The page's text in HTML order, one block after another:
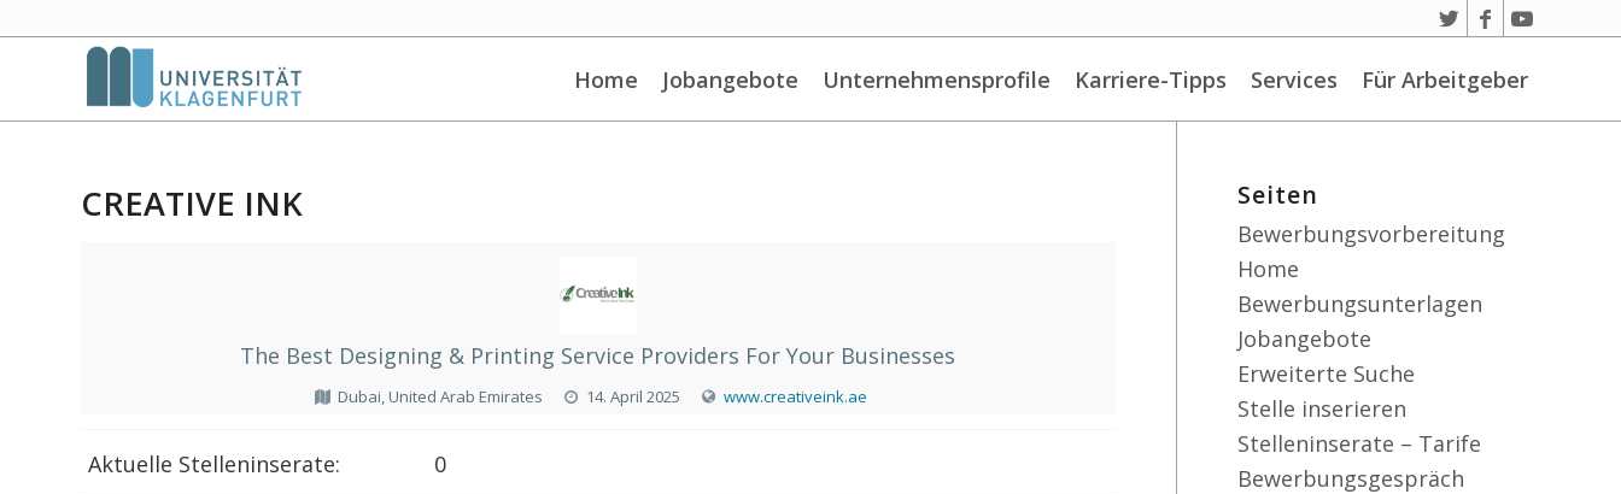
Home Jobangebote Unternehmensprofile Karriere-Tipps Services Für Arbeitgeber
CREATIVE INK
The Best Designing & Printing Service Providers For Your Businesses
Dubai, United Arab Emirates 14. April 2025 www.creativeink.ae
Aktuelle Stelleninserate: 0
Seiten
Bewerbungsvorbereitung
Home
Bewerbungsunterlagen
Jobangebote
Erweiterte Suche
Stelle inserieren
Stelleninserate – Tarife
Bewerbungsgespräch